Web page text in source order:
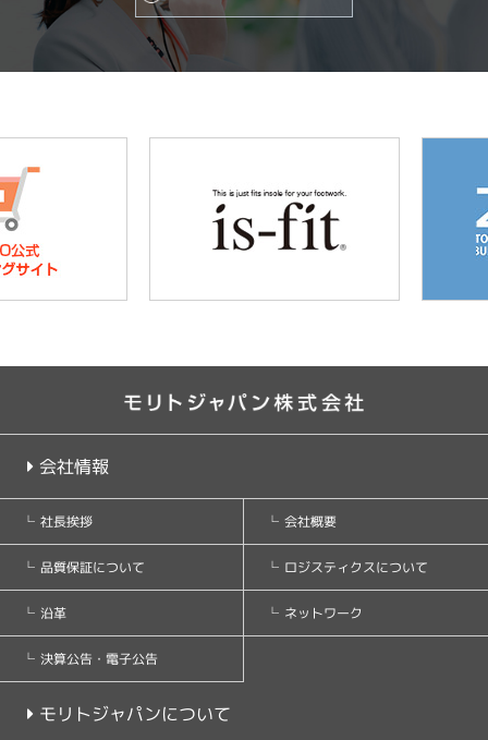
会社情報
社長挨拶 会社概要
品質保証について ロジスティクスについて
沿革 ネットワーク
決算公告・電子公告
モリトジャパンについて